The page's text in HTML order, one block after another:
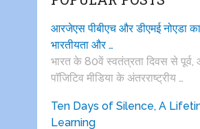
आरजेएस पीबीएच और डीएमई नोएडा
भारतीयता और …
भारत के 80वें स्वतंत्रता दिवस से
पाॅजिटिव मीडिया के अंतरराष्ट्रीय …
Ten Days of Silence, A
Learning